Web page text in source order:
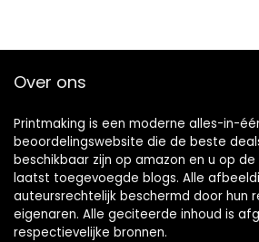
Over ons
Printmaking is een moderne alles-in-
beoordelingswebsite die de beste
beschikbaar zijn op amazon en u op
laatst toegevoegde blogs. Alle
auteursrechtelijk beschermd door hun
eigenaren. Alle geciteerde inhoud is
respectievelijke bronnen.